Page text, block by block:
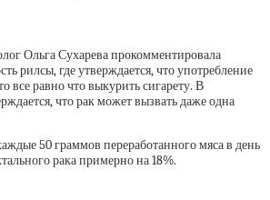
Ольга Сухарева прокомментировала
рилсы, где утверждается, что употребление
все равно что выкурить сигарету. В
что рак может вызвать даже одна
50 граммов переработанного мяса в день
рака примерно на 18%.